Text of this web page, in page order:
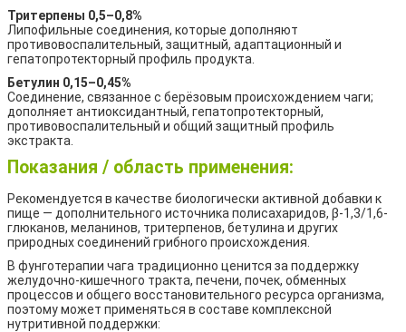
Тритерпены 0,5–0,8%
Липофильные соединения, которые дополняют
противовоспалительный, защитный, адаптационный и
гепатопротекторный профиль продукта.
Бетулин 0,15–0,45%
Соединение, связанное с берёзовым происхождением чаги;
дополняет антиоксидантный, гепатопротекторный,
противовоспалительный и общий защитный профиль
экстракта.
Показания / область применения:
Рекомендуется в качестве биологически активной добавки к
пище — дополнительного источника полисахаридов, β-1,3/1,6-
глюканов, меланинов, тритерпенов, бетулина и других
природных соединений грибного происхождения.
В фунготерапии чага традиционно ценится за поддержку
желудочно-кишечного тракта, печени, почек, обменных
процессов и общего восстановительного ресурса организма,
поэтому может применяться в составе комплексной
нутритивной поддержки: